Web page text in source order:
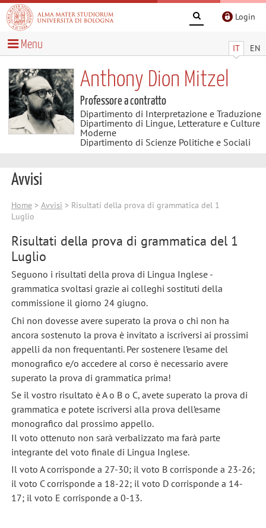
Login
IT EN
Menu
Anthony Dion Mitzel
Professore a contratto
Dipartimento di Interpretazione e Traduzione
Dipartimento di Lingue, Letterature e Culture
Moderne
Dipartimento di Scienze Politiche e Sociali
Avvisi
Home> Avvisi > Risultati della prova di grammatica del 1
Luglio
Risultati della prova di grammatica del 1
Luglio
Seguono i risultati della prova di Lingua Inglese -
grammatica svoltasi grazie ai colleghi sostituti della
commissione il giorno 24 giugno.
Chi non dovesse avere superato la prova o chi non ha
ancora sostenuto la prova è invitato a iscriversi ai prossimi
appelli da non frequentanti. Per sostenere l’esame del
monografico e/o accedere al corso è necessario avere
superato la prova di grammatica prima!
Se il vostro risultato è A o B o C, avete superato la prova di
grammatica e potete iscriversi alla prova dell’esame
monografico dal prossimo appello.
Il voto ottenuto non sarà verbalizzato ma farà parte
integrante del voto finale di Lingua Inglese.
Il voto A corrisponde a 27-30; il voto B corrisponde a 23-26;
il voto C corrisponde a 18-22; il voto D corrisponde a 14-
17; il voto E corrisponde a 0-13.